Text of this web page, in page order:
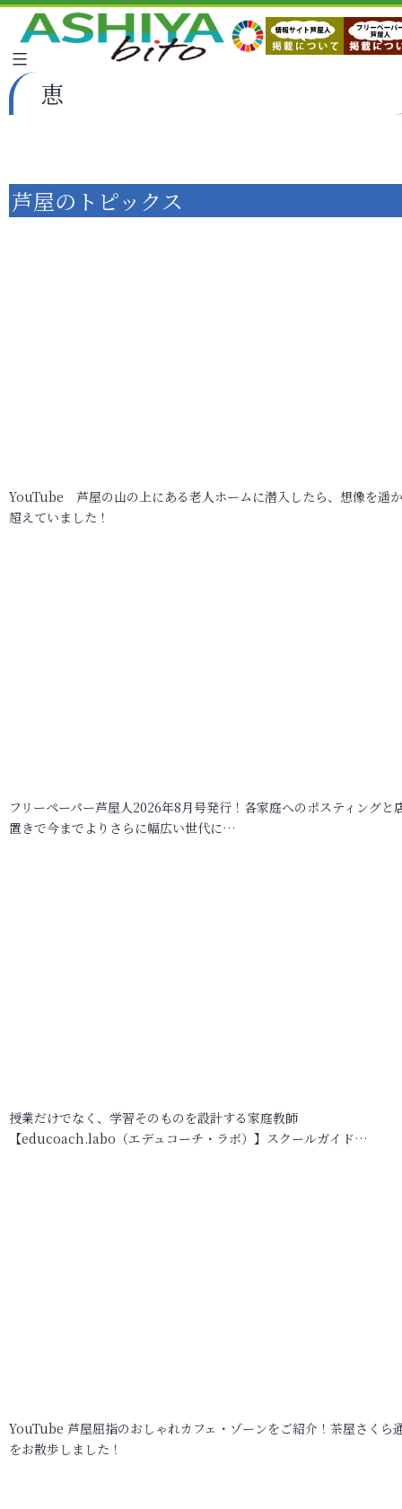
恵
芦屋のトピックス
YouTube 芦屋の山の上にある老人ホームに潜入したら、想像を遥
超えていました！
フリーペーパー芦屋人2026年8月号発行！各家庭へのポスティングと
置きで今までよりさらに幅広い世代に…
授業だけでなく、学習そのものを設計する家庭教師
【educoach.labo（エデュコーチ・ラボ）】スクールガイド…
YouTube 芦屋屈指のおしゃれカフェ・ゾーンをご紹介！茶屋さくら
をお散歩しました！